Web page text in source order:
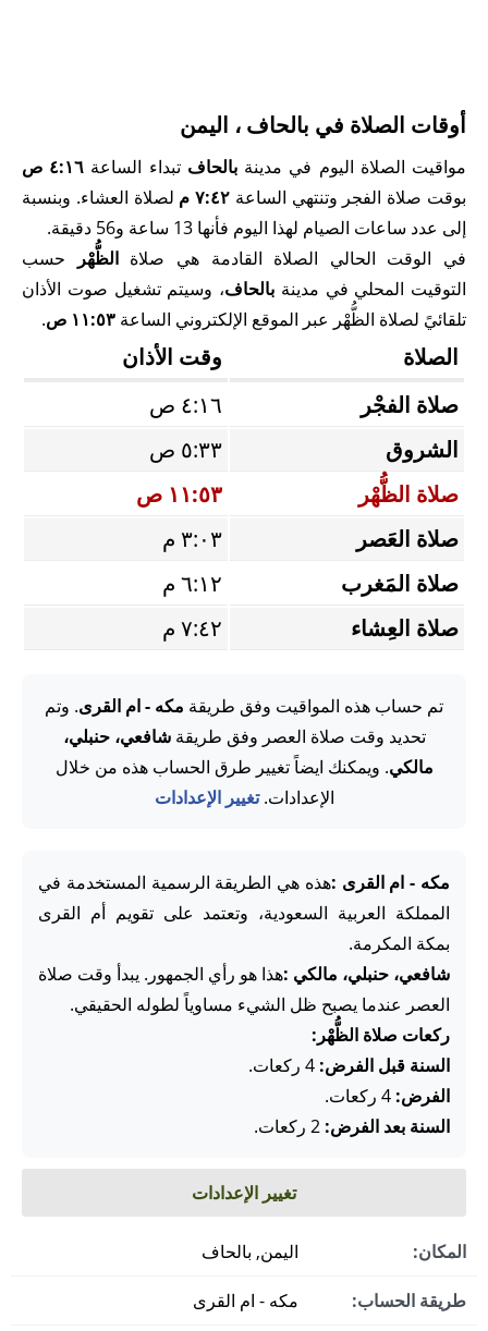
أوقات الصلاة في بالحاف ، اليمن
مواقيت الصلاة اليوم في مدينةبالحاف تبداء الساعة ٤:١٦ ص
بوقت صلاة الفجر وتنتهي الساعة ٧:٤٢ م
لصلاة العشاء. وبنسبة
إلى عدد ساعات الصيام لهذا اليوم فأنها 13 ساعة و56 دقيقة.
في الوقت الحالي الصلاة القادمة هي صلاةالظُّهْر
حسب
التوقيت المحلي في مدينة بالحاف، وسيتم تشغيل صوت الأذان
تلقائيً لصلاة الظُّهْر عبر الموقع الإلكتروني الساعة ١١:٥٣ ص .
الصلاة
وقت الأذان
صلاة الفجْر
٤:١٦ ص
الشروق
٥:٣٣ ص
صلاة الظُّهْر
١١:٥٣ ص
صلاة العَصر
٣:٠٣ م
صلاة المَغرب
٦:١٢ م
صلاة العِشاء
٧:٤٢ م
تم حساب هذه المواقيت وفق طريقة مكه - ام القرى. وتم
تحديد وقت صلاة العصر وفق طريقةشافعي، حنبلي،
مالكي. ويمكنك ايضاً تغيير طرق الحساب هذه من خلال
الإعدادات.تغيير الإعدادات
مكه - ام القرى :هذه هي الطريقة الرسمية المستخدمة في
المملكة العربية السعودية، وتعتمد على تقويم أم القرى
بمكة المكرمة.
شافعي، حنبلي، مالكي :هذا هو رأي الجمهور. يبدأ وقت صلاة
العصر عندما يصبح ظل الشيء مساوياً لطوله الحقيقي.
ركعات صلاة الظُّهْر:
السنة قبل الفرض:
الفرض:
السنة بعد الفرض:
تغيير الإعدادات
المكان: اليمن, بالحاف
طريقة الحساب: مكه - ام القرى